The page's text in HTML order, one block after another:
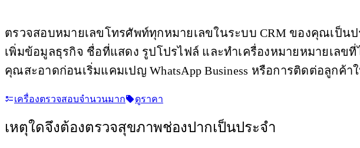
ตรวจสอบหมายเลขโทรศัพท์ทุกหมายเลขในระบบ CRM ของคุณเป็น
เพิ่มข้อมูลธุรกิจ ชื่อที่แสดง รูปโปรไฟล์ และทำเครื่องหมายหมายเลข
คุณสะอาดก่อนเริ่มแคมเปญ WhatsApp Business หรือการติดต่อลูกค้า
เครื่องตรวจสอบจำนวนมาก ดูราคา
เหตุใดจึงต้องตรวจสุขภาพช่องปากเป็นประจำ